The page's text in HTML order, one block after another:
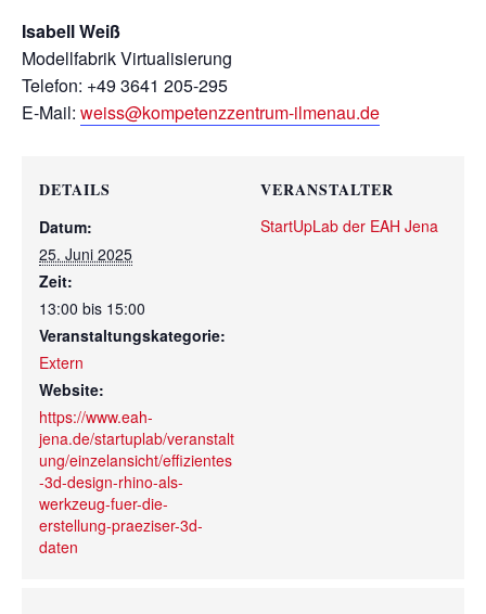
Isabell Weiß
Modellfabrik Virtualisierung
Telefon: +49 3641 205-295
E-Mail: weiss@kompetenzzentrum-ilmenau.de
DETAILS
Datum:
25. Juni 2025
Zeit:
13:00 bis 15:00
Veranstaltungskategorie:
Extern
Website:
https://www.eah-
jena.de/startuplab/veranstalt
ung/einzelansicht/effizientes
-3d-design-rhino-als-
werkzeug-fuer-die-
erstellung-praeziser-3d-
daten
VERANSTALTER
StartUpLab der EAH Jena